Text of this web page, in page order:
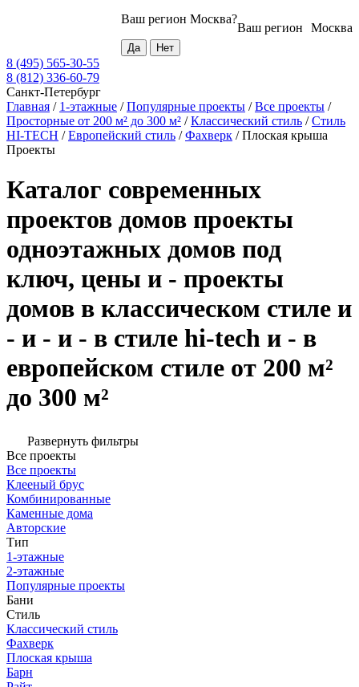
Москва
Ваш регион
Ваш регион Москва?
8 (495) 565-30-55
8 (812) 336-60-79
Санкт-Петербург
Главная / 1-этажные /Популярные проекты /Все проекты /
Просторные от 200 м² до 300 м² /Классический стиль /Стиль
HI-TECH /Европейский стиль /Фахверк /Плоская крыша
Проекты
Каталог современных
проектов домов проекты
одноэтажных домов под
ключ, цены и - проекты
домов в классическом стиле и
- и - и - в стиле hi-tech и - в
европейском стиле от 200 м²
до 300 м²
Развернуть фильтры
Все проекты
Все проекты
Клееный брус
Комбинированные
Каменные дома
Авторские
Тип
1-этажные
2-этажные
Популярные проекты
Бани
Стиль
Классический стиль
Фахверк
Плоская крыша
Барн